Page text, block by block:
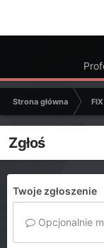
Strona główna
Zgłoś
Twoje zgłoszenie
Opcjonalnie